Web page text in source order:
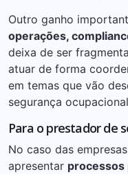
Outro ganho
operações,
deixa de ser
atuar de forma
em temas que vão
segurança
Para o prestador de
No caso das
apresentar processos